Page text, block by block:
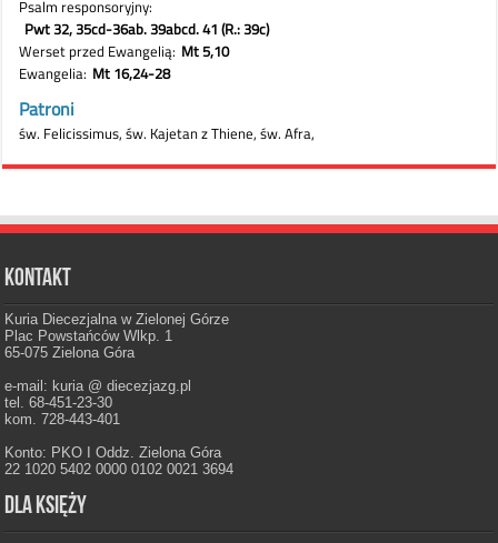
Kontakt
Kuria Diecezjalna w Zielonej Górze
Plac Powstańców Wlkp. 1
65-075 Zielona Góra
e-mail: kuria @ diecezjazg.pl
tel. 68-451-23-30
kom. 728-443-401
Konto: PKO I Oddz. Zielona Góra
22 1020 5402 0000 0102 0021 3694
Dla księży